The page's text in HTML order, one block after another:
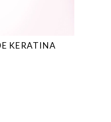
KERATINA